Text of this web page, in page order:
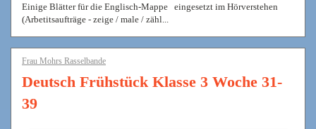
Einige Blätter für die Englisch-Mappe eingesetzt im Hörverstehen
(Arbetitsaufträge - zeige / male / zähl...
Frau Mohrs Rasselbande
Deutsch Frühstück Klasse 3 Woche 31-
39